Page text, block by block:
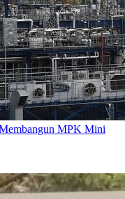
MPK Mini